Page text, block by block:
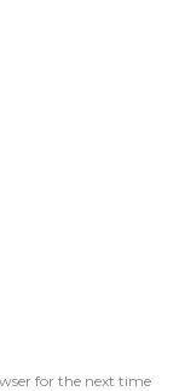
for the next time